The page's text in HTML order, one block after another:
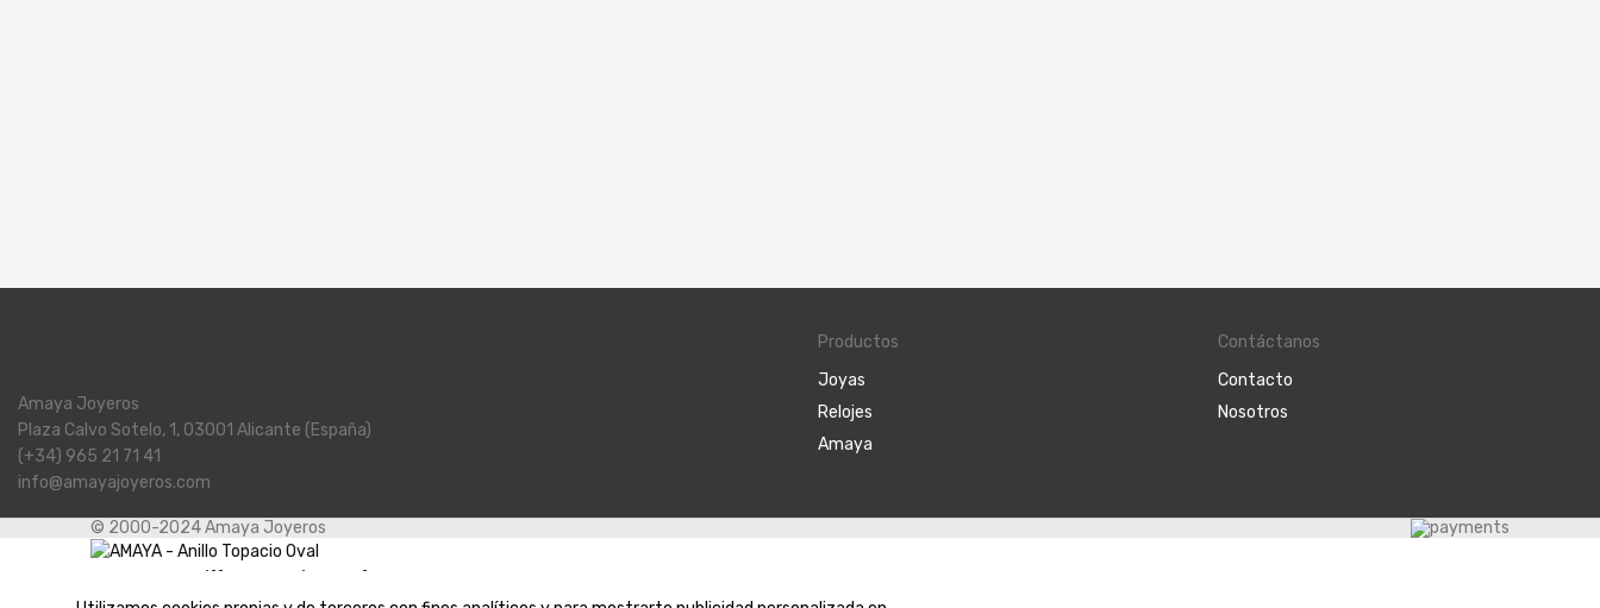
Amaya Joyeros
Plaza Calvo Sotelo, 1, 03001 Alicante (España)
(+34) 965 21 71 41
info@amayajoyeros.com
Productos
Joyas
Relojes
Amaya
Contáctanos
Contacto
Nosotros
© 2000-2024 Amaya Joyeros
AMAYA – Anillo Topacio Oval